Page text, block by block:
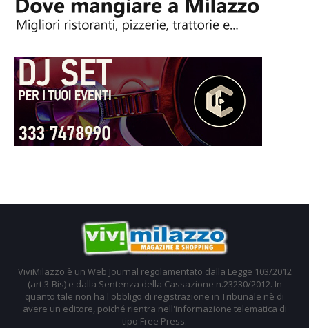
ViviMilazzo è un Web Journal regolamentato dalla Legge 103/2012
(art.3-Bis) e dalla Sentenza della Cassazione n.23230/2012. In
quanto tale non ha l'obbligo di registrazione in Tribunale nè di
avere un editore, poiché rientra nell'informazione telematica di
tipo Free Press.